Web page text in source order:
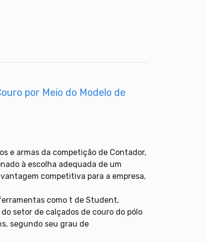
por Meio do Modelo de
e armas da competição de Contador,
à escolha adequada de um
competitiva para a empresa,
como t de Student,
setor de calçados de couro do pólo
segundo seu grau de